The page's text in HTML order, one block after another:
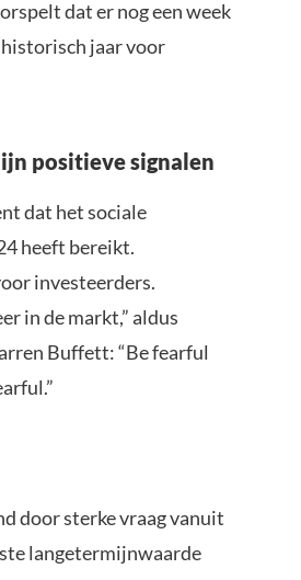
dat er nog een week
jaar voor
positieve signalen
dat het sociale
heeft bereikt.
investeerders.
in de markt,” aldus
Buffett: “Be fearful
door sterke vraag vanuit
langetermijnwaarde